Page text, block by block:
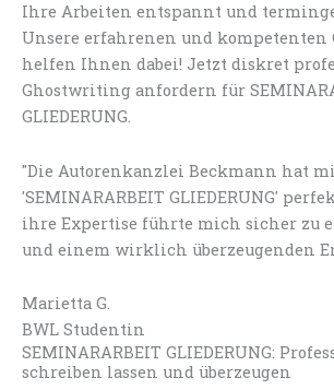
Ihre Arbeiten entspannt und
Unsere erfahrenen und kompetenten
helfen Ihnen dabei! Jetzt diskret
Ghostwriting anfordern für
GLIEDERUNG.
"Die Autorenkanzlei Beckmann hat
'SEMINARARBEIT GLIEDERUNG'
ihre Expertise führte mich sicher zu
und einem wirklich überzeugenden
Marietta G.
BWL Studentin
SEMINARARBEIT GLIEDERUNG:
schreiben lassen und überzeugen